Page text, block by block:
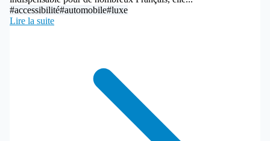
#accessibilité#automobile#luxe
Lire la suite